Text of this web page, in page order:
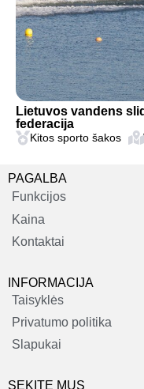
Lietuvos vandens
federacija
Kitos sporto šakos
PAGALBA
Funkcijos
Kaina
Kontaktai
INFORMACIJA
Taisyklės
Privatumo politika
Slapukai
SEKITE MUS